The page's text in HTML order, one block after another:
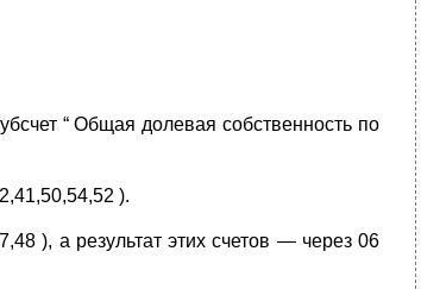
“ Общая долевая собственность по
).
), а результат этих счетов — через 06